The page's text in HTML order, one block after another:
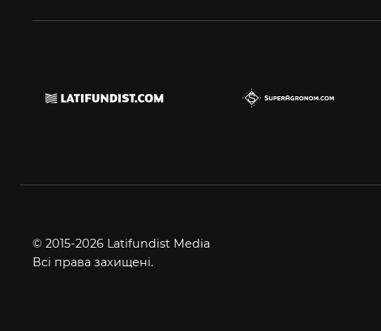
© 2015-2026 Latifundist Media
Всі права захищені.